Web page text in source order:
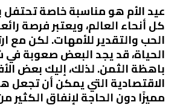
عيد الأم هو مناسبة خاصة تحتفل
كل أنحاء العالم، ويعتبر فرصة
الحب والتقدير للأمهات. لكن مع
الحياة، قد يجد البعض صعوبة في
باهظة الثمن. لذلك، إليك بعض
الاقتصادية التي يمكن أن تجعل
مميزًا دون الحاجة لإنفاق الكثير